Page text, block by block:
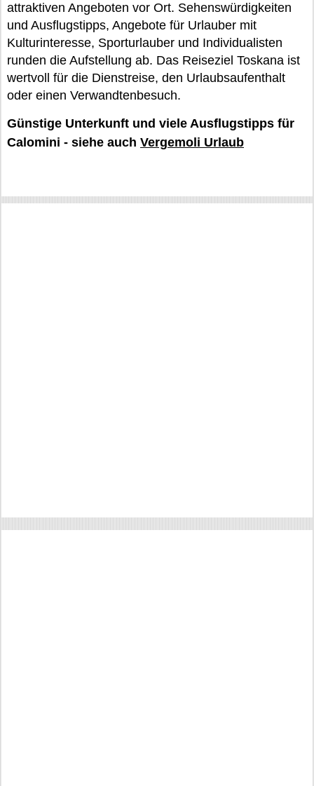
attraktiven Angeboten vor Ort. Sehenswürdigkeiten
und Ausflugstipps, Angebote für Urlauber mit
Kulturinteresse, Sporturlauber und Individualisten
runden die Aufstellung ab. Das Reiseziel Toskana ist
wertvoll für die Dienstreise, den Urlaubsaufenthalt
oder einen Verwandtenbesuch.
Günstige Unterkunft und viele Ausflugstipps für
Calomini - siehe auch Vergemoli Urlaub